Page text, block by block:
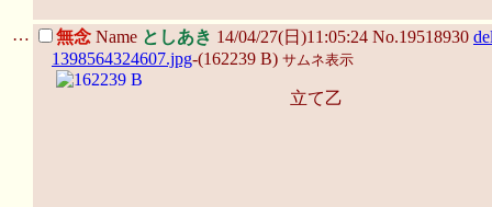
… 無念 Name としあき 14/04/27(日)11:05:24 No.19518930
1398564324607.jpg-(162239 B) サムネ表示
立て乙